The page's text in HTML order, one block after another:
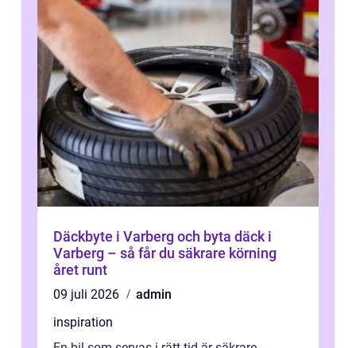
Däckbyte i Varberg och byta däck i
Varberg – så får du säkrare körning
året runt
09 juli 2026
admin
inspiration